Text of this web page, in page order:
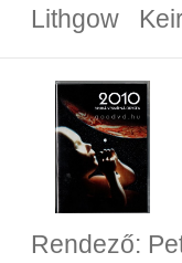
Lithgow
Rendező: